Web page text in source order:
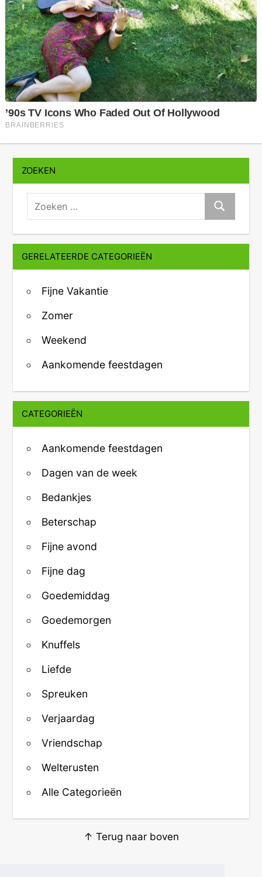
ZOEKEN
zoeken:
Zoeken
GERELATEERDE CATEGORIEËN
Fijne Vakantie
Zomer
Weekend
Aankomende feestdagen
CATEGORIEËN
Aankomende feestdagen
Dagen van de week
Bedankjes
Beterschap
Fijne avond
Fijne dag
Goedemiddag
Goedemorgen
Knuffels
Liefde
Spreuken
Verjaardag
Vriendschap
Welterusten
Alle Categorieën
↑ Terug naar boven